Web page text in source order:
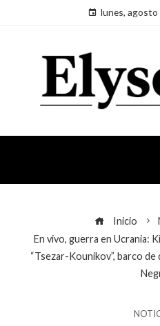
lunes, agosto
Inicio
En vivo, guerra en Ucrania:
“Tsezar-Kounikov”, barco